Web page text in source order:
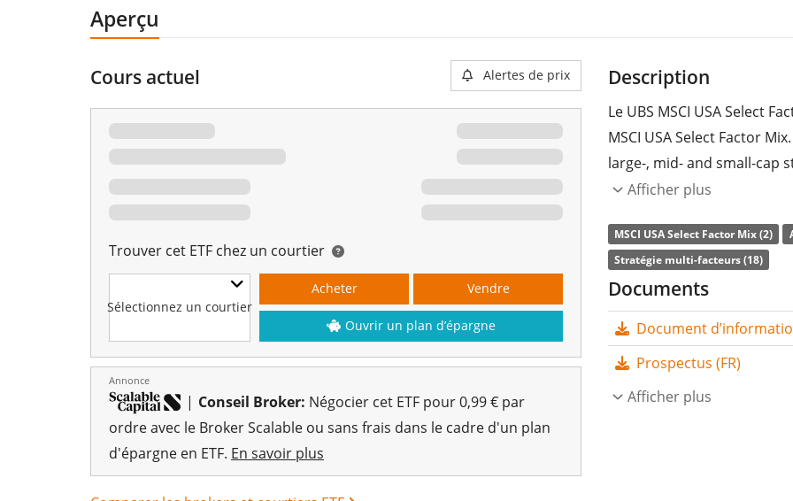
Aperçu
Cours actuel Alertes de prix
Trouver cet ETF chez un courtier
Sélectionnez un courtier
Acheter Vendre
Ouvrir un plan d’épargne
Annonce
| Conseil Broker: Négocier cet ETF pour 0,99 € par
ordre avec le Broker Scalable ou sans frais dans le cadre d'un plan
d'épargne en ETF. En savoir plus
Description
Le UBS MSCI USA Select
MSCI USA Select Factor
large-, mid- and small-cap
constituents are weighted
Leratio des frais totaux
USA Select Factor Mix
l’indice sous-jacent en
pertinentes de l’indice
Afficher plus
MSCI USA Select Factor Mix (2)
Stratégie multi-facteurs (18)
Documents
Document
Prospectus (FR)
Afficher plus